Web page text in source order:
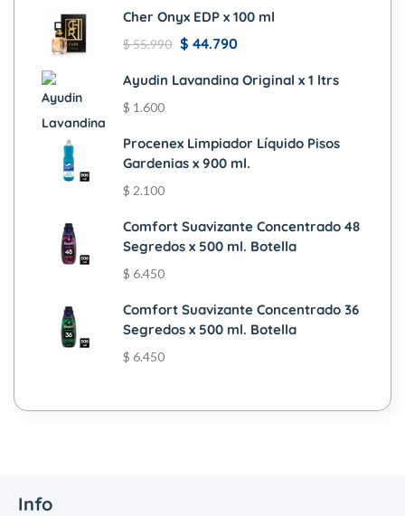
Cher Onyx EDP x 100 ml
$55.990 $ 44.790
Ayudin Lavandina Original x 1 ltrs
$ 1.600
Procenex Limpiador Líquido Pisos
Gardenias x 900 ml.
$ 2.100
Comfort Suavizante Concentrado 48
Segredos x 500 ml. Botella
$ 6.450
Comfort Suavizante Concentrado 36
Segredos x 500 ml. Botella
$ 6.450
Info